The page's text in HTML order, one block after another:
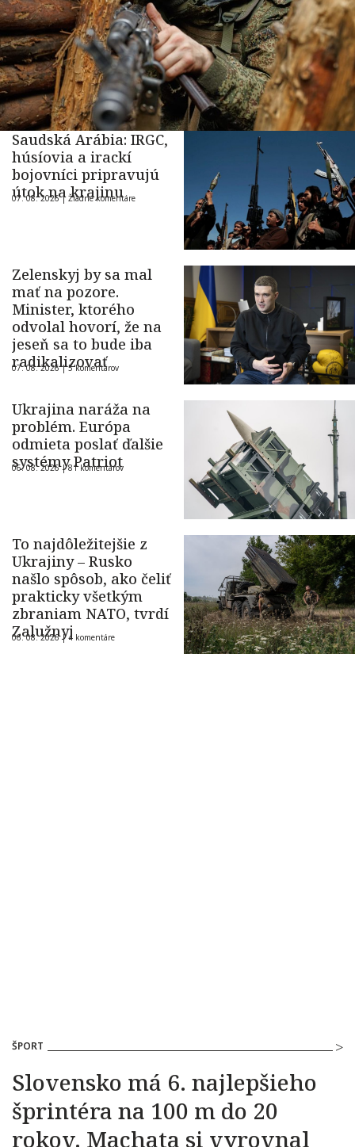
Saudská Arábia: IRGC,
húsíovia a irackí
bojovníci pripravujú
útok na krajinu
07. 08. 2026 |Žiadne komentáre
Zelenskyj by sa mal
mať na pozore.
Minister, ktorého
odvolal hovorí, že na
jeseň sa to bude iba
radikalizovať
07. 08. 2026 |5 komentárov
Ukrajina naráža na
problém. Európa
odmieta poslať ďalšie
systémy Patriot
06. 08. 2026 |81 komentárov
To najdôležitejšie z
Ukrajiny – Rusko
našlo spôsob, ako čeliť
prakticky všetkým
zbraniam NATO, tvrdí
Zalužnyj
06. 08. 2026 |4 komentáre
ŠPORT